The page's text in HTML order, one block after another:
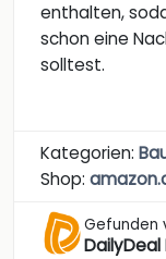
enthalten,
schon eine
solltest.
Kategorien:
Shop:
Gefunden